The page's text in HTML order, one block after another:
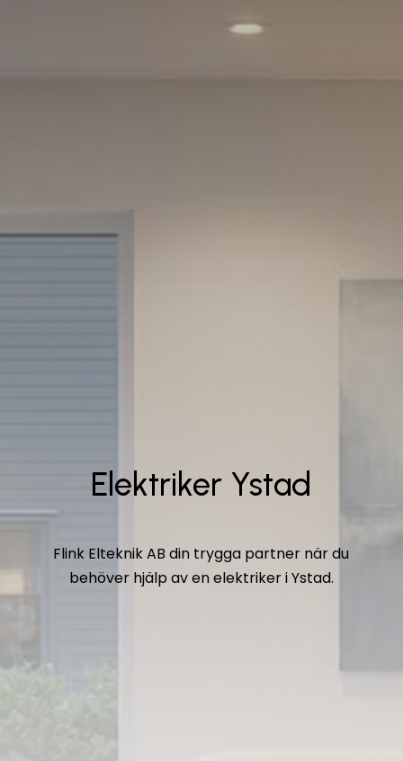
Elektriker Ystad
Flink Elteknik AB din trygga partner när du
behöver hjälp av en elektriker i Ystad.